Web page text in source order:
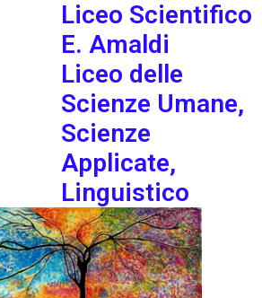
Liceo Scientifico
E. Amaldi
Liceo delle
Scienze Umane,
Scienze
Applicate,
Linguistico